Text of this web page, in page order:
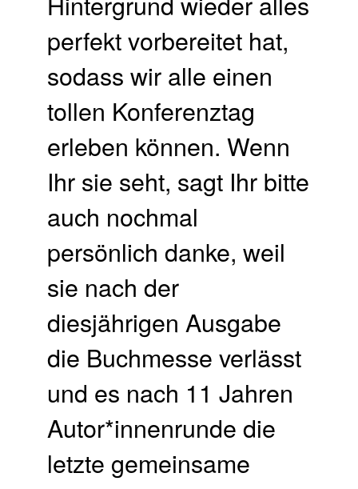
perfekt vorbereitet hat,
sodass wir alle einen
tollen Konferenztag
erleben können. Wenn
Ihr sie seht, sagt Ihr bitte
auch nochmal
persönlich danke, weil
sie nach der
diesjährigen Ausgabe
die Buchmesse verlässt
und es nach 11 Jahren
Autor*innenrunde die
letzte gemeinsame